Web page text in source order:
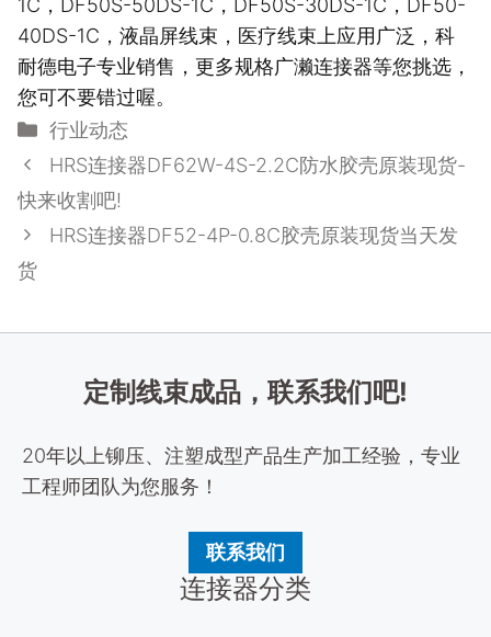
1C，DF50S-50DS-1C，DF50S-30DS-1C，DF50-
40DS-1C，液晶屏线束，医疗线束上应用广泛，科
耐德电子专业销售，更多规格广濑连接器等您挑选，
您可不要错过喔。
分
类
行业动态
HRS连接器DF62W-4S-2.2C防水胶壳原装现货-
快来收割吧!
HRS连接器DF52-4P-0.8C胶壳原装现货当天发
货
定制线束成品，联系我们吧!
20年以上铆压、注塑成型产品生产加工经验，专业
工程师团队为您服务！
联系我们
连接器分类